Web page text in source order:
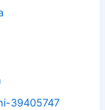
39405747